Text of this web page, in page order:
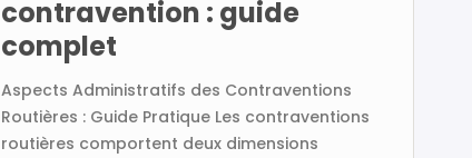
contravention : guide
complet
Aspects Administratifs des Contraventions
Routières : Guide Pratique Les contraventions
routières comportent deux dimensions